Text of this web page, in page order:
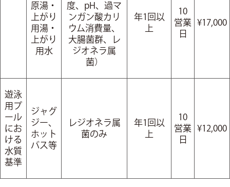
原湯・
上がり
用湯・
上がり
用水
度、pH、過マ
ンガン酸カリ
ウム消費量、
大腸菌群、レ
ジオネラ属
菌）
年1回以
上
10
営業
日
¥17,000
遊泳
用プ
ール
にお
ける
水質
基準
ジャグ
ジー、
ホット
バス等
レジオネラ属
菌のみ
年1回以
上
10
営業
日
¥12,000